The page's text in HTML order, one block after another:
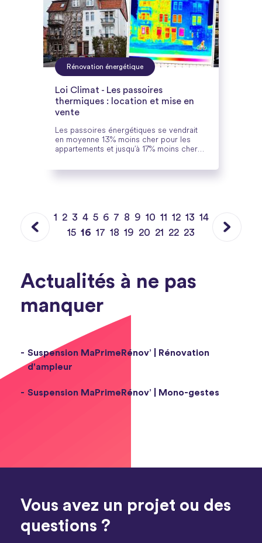
Rénovation énergétique
Loi Climat - Les passoires
thermiques : location et mise en
vente
Les passoires énergétiques se vendrait
en moyenne 13% moins cher pour les
appartements et jusqu’à 17% moins cher
à rénover leur logement.
1 2 3 4 5 6 7 8 9 10 11 12 13 14
15 16 17 18 19 20 21 22 23
Actualités à ne pas
manquer
Suspension MaPrimeRénov’ | Rénovation
d'ampleur
Suspension MaPrimeRénov’ | Mono-gestes
Vous avez un projet ou des
questions ?